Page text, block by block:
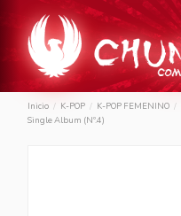
Inicio K-POP K-POP FEMENINO
Single Album (Nº.4)